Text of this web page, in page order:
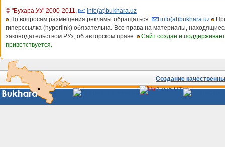
© "Бухара.Уз" 2000-2011,
info(at)bukhara.uz
По вопросам размещения рекламы обращаться:
info(at)bukhara.uz
гиперссылка (hyperlink) обязательна. Все права на материалы,
законодательством РУз, об авторском праве.
Сайт создан и
приветствуется.
Создание
Сайты
Узбекистана